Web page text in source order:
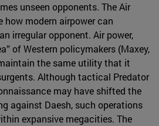
unseen opponents. The Air
how modern airpower can
irregular opponent. Air power,
of Western policymakers (Maxey,
the same utility that it
Although tactical Predator
may have shifted the
against Daesh, such operations
expansive megacities. The